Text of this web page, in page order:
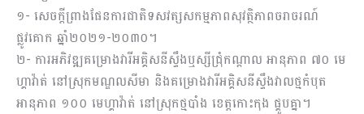
១- ​សេចក្តីព្រាងផែនការជាតិទសវត្សសកម្មភាពសុវត្ថិភាពចរាចរណ៍
ផ្លូវគោក ឆ្នាំ២០២១-២០៣០។
២- ​ការអភិវឌ្ឍគម្រោងវារីអគ្គិសនីស្ទឹងឬស្សីជ្រុំកណ្តាល អានុភាព ៧០ មេ
ហ្គាវ៉ាត់ នៅ​ស្រុ​ក​​​​មណ្ឌលសីមា និងគម្រោងវារីអគ្គិសនីស្ទឹងវាលថ្មកំបុត
អានុភាព ១០០ មេហ្គាវ៉ាត់ នៅ​ស្រុ​ក​​ថ្មបាំង ខេត្តកោះកុង ផ្គួបគ្នា។